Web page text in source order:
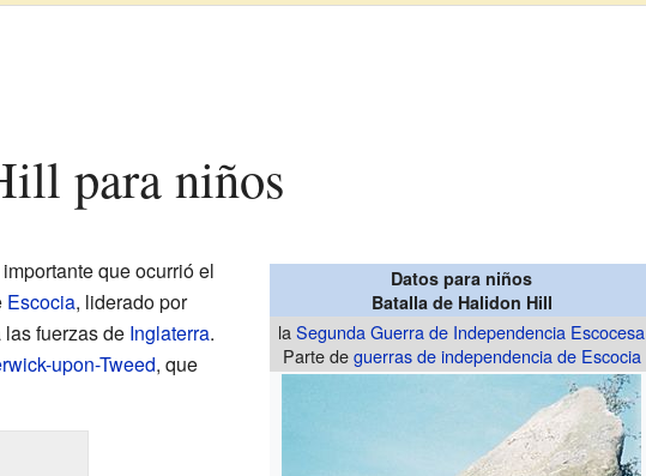
para niños
Datos para niños
Batalla de Halidon Hill
laSegunda Guerra de Independencia Escocesa
Parte deguerras de independencia de Escocia
que ocurrió el
Escocia, liderado por
fuerzas de Inglaterra.
upon-Tweed, que